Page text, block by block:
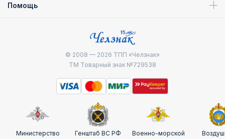
Помощь
© 2008 — 2026 ТПП «Челзнак»
ТМ Товарный знак №729538
Министерство Генштаб ВС РФ Военно-морской